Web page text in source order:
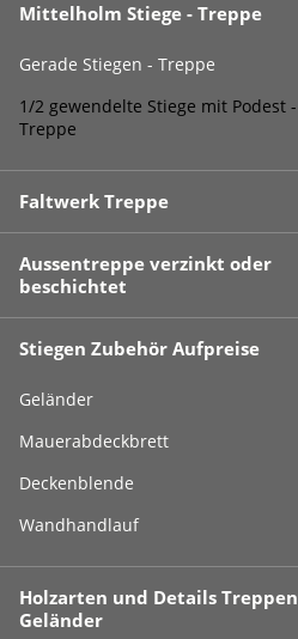
Mittelholm Stiege - Treppe
Gerade Stiegen - Treppe
1/2 gewendelte Stiege mit Podest -
Treppe
Faltwerk Treppe
Aussentreppe verzinkt oder
beschichtet
Stiegen Zubehör Aufpreise
Geländer
Mauerabdeckbrett
Deckenblende
Wandhandlauf
Holzarten und Details Treppen
Geländer